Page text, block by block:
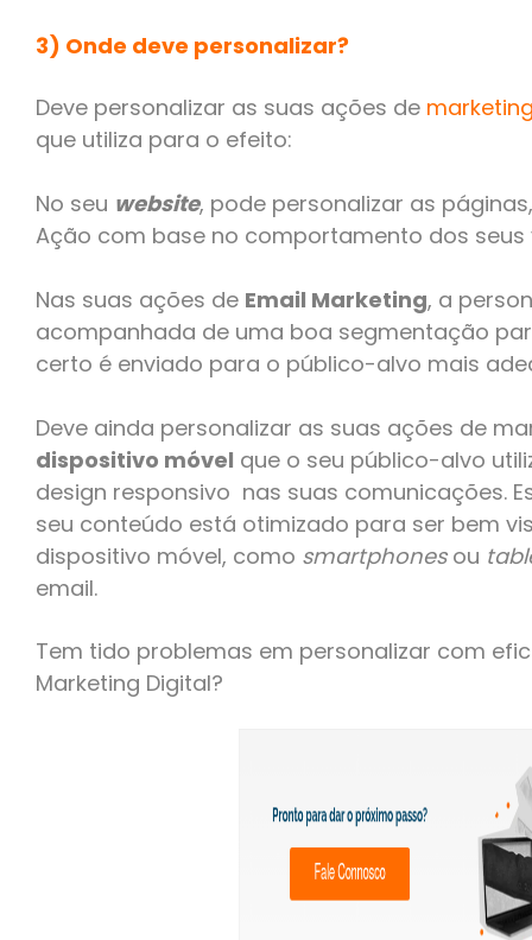
3) Onde deve personalizar?
Deve personalizar as suas ações de
que utiliza para o efeito:
No seu website, pode personalizar as
Ação com base no comportamento dos seus
Nas suas ações de Email Marketing, a
acompanhada de uma boa segmentação
certo é enviado para o público-alvo mais
Deve ainda personalizar as suas ações de
dispositivo móvel que o seu público-alvo
design responsivo nas suas comunicações.
seu conteúdo está otimizado para ser bem
dispositivo móvel, como smartphones ou
email.
Tem tido problemas em personalizar com
Marketing Digital?